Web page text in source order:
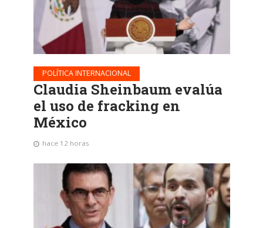
POLÍTICA INTERNACIONAL
Claudia Sheinbaum evalúa
el uso de fracking en
México
hace 12 horas